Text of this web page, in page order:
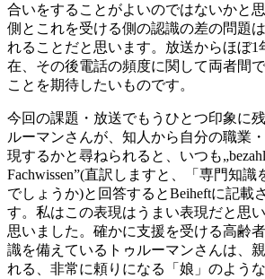
合いをすることがよいのではないかと
側とこれを受ける側の認識の差の問題
れることだと思います。放送からほぼ1
在、その後電話の頻度に関して両者間
ことを期待したいものです。
今回の課題・放送でもうひとつ印象に
ルーマンさんが、知人から自分の職業
現するかと尋ねられると、いつも
Fachwissen”(直訳しますと、「専門知識
でしょうか)と回答するとBeiheftに記載
す。私はこの表現はうまい表現だと思
思いました。確かに支援を受ける高齢
識を備えているトゥルーマンさんは、
れる、非常に頼りになる「娘」のよう